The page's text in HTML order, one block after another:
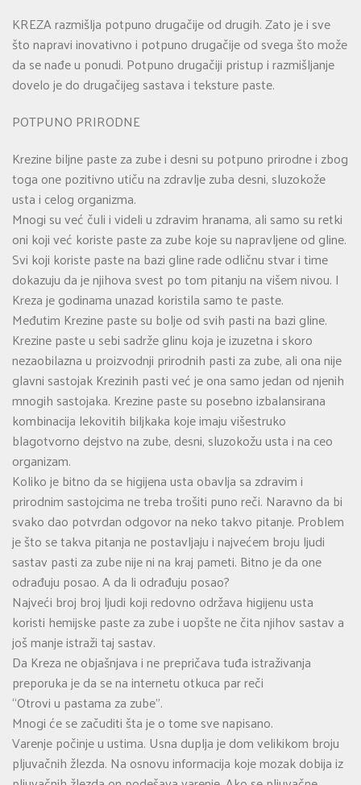
KREZA razmišlja potpuno drugačije od drugih. Zato je i sve
što napravi inovativno i potpuno drugačije od svega što može
da se nađe u ponudi. Potpuno drugačiji pristup i razmišljanje
dovelo je do drugačijeg sastava i teksture paste.
POTPUNO PRIRODNE
Krezine biljne paste za zube i desni su potpuno prirodne i zbog
toga one pozitivno utiču na zdravlje zuba desni, sluzokože
usta i celog organizma.
Mnogi su već čuli i videli u zdravim hranama, ali samo su retki
oni koji već koriste paste za zube koje su napravljene od gline.
Svi koji koriste paste na bazi gline rade odličnu stvar i time
dokazuju da je njihova svest po tom pitanju na višem nivou. I
Kreza je godinama unazad koristila samo te paste.
Međutim Krezine paste su bolje od svih pasti na bazi gline.
Krezine paste u sebi sadrže glinu koja je izuzetna i skoro
nezaobilazna u proizvodnji prirodnih pasti za zube, ali ona nije
glavni sastojak Krezinih pasti već je ona samo jedan od njenih
mnogih sastojaka. Krezine paste su posebno izbalansirana
kombinacija lekovitih biljkaka koje imaju višestruko
blagotvorno dejstvo na zube, desni, sluzokožu usta i na ceo
organizam.
Koliko je bitno da se higijena usta obavlja sa zdravim i
prirodnim sastojcima ne treba trošiti puno reči. Naravno da bi
svako dao potvrdan odgovor na neko takvo pitanje. Problem
je što se takva pitanja ne postavljaju i najvećem broju ljudi
sastav pasti za zube nije ni na kraj pameti. Bitno je da one
odrađuju posao. A da li odrađuju posao?
Najveći broj broj ljudi koji redovno održava higijenu usta
koristi hemijske paste za zube i uopšte ne čita njihov sastav a
još manje istraži taj sastav.
Da Kreza ne objašnjava i ne prepričava tuđa istraživanja
preporuka je da se na internetu otkuca par reči
“Otrovi u pastama za zube”.
Mnogi će se začuditi šta je o tome sve napisano.
Varenje počinje u ustima. Usna duplja je dom velikikom broju
pljuvačnih žlezda. Na osnovu informacija koje mozak dobija iz